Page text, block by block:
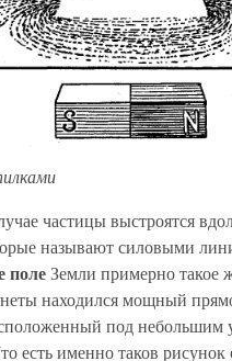
частицы выстроятся
называют силовыми
полеЗемли примерно такое
находился мощный
под небольшим
есть именно таков